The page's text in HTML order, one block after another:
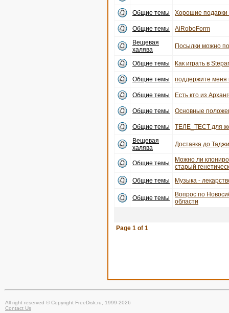
Общие темы Хорошие
Общие темы
AiRoboForm
Вещевая
халява
Посылки можно
Общие темы Как играть в
Общие темы поддержите меня
Общие темы Есть кто из
Общие темы Основные
Общие темы
ТЕЛЕ_ТЕСТ для
Вещевая
халява
Доставка до
Общие темы
Можно ли
старый
Общие темы
Музыка -
Общие темы
Вопрос по
области
Page 1 of 1
All right reserved © Copyright FreeDisk.ru, 1999-2026
Contact Us